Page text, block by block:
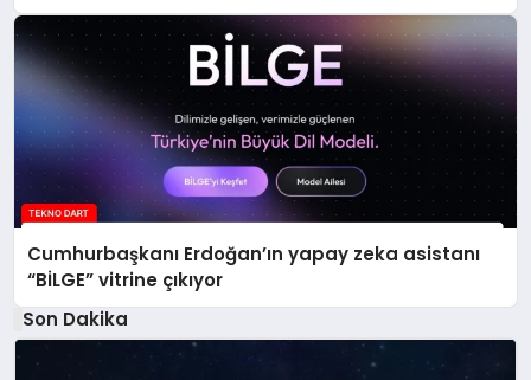
Cumhurbaşkanı Erdoğan’ın yapay zeka asistanı
“BİLGE” vitrine çıkıyor
Son Dakika